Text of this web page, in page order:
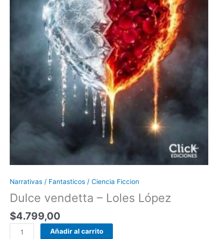
Narrativas / Fantasticos / Ciencia Ficcion
Dulce vendetta – Loles López
$4.799,00
Añadir al carrito